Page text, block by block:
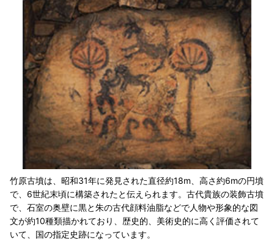
竹原古墳は、昭和31年に発見された直径約18m、高さ約6mの円墳
で、6世紀末頃に構築されたと伝えられます。古代貴族の装飾古墳
で、石室の奥壁に黒と朱の古代顔料油脂などで人物や形象的な図
文が約10種類描かれており、歴史的、美術史的に高く評価されて
いて、国の指定史跡になっています。